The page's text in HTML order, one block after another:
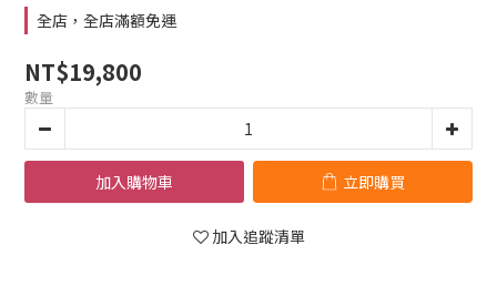
全店，全店滿額免運
NT$19,800
數量
加入購物車 立即購買
加入追蹤清單